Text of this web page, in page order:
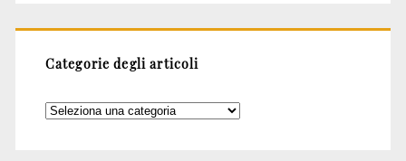
Categorie degli articoli
Categorie